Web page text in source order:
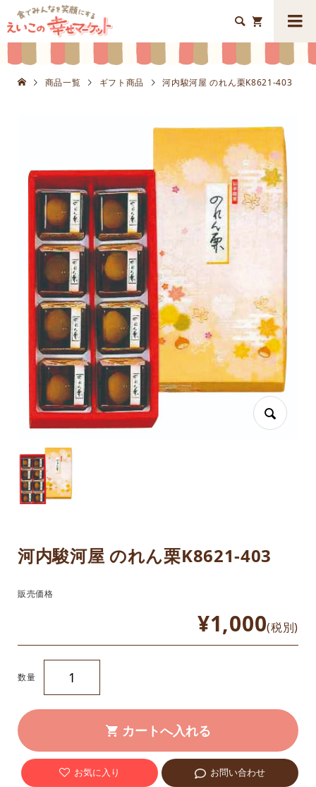


商品一覧 ギフト商品 河内駿河屋 のれん栗K8621-403
河内駿河屋 のれん栗K8621-403
販売価格
¥1,000(税別)
数量
お気に入り お問い合わせ